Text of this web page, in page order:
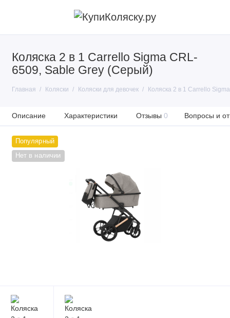
Коляска 2 в 1 Carrello Sigma CRL-
6509, Sable Grey (Серый)
Главная Коляски Коляски для девочек Коляска 2 в 1 Carrello
Описание Характеристики Отзывы 0 Вопросы и
Популярный
Нет в наличии